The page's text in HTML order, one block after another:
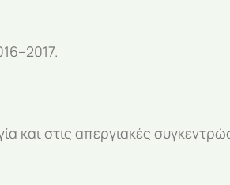
και στις απεργιακές